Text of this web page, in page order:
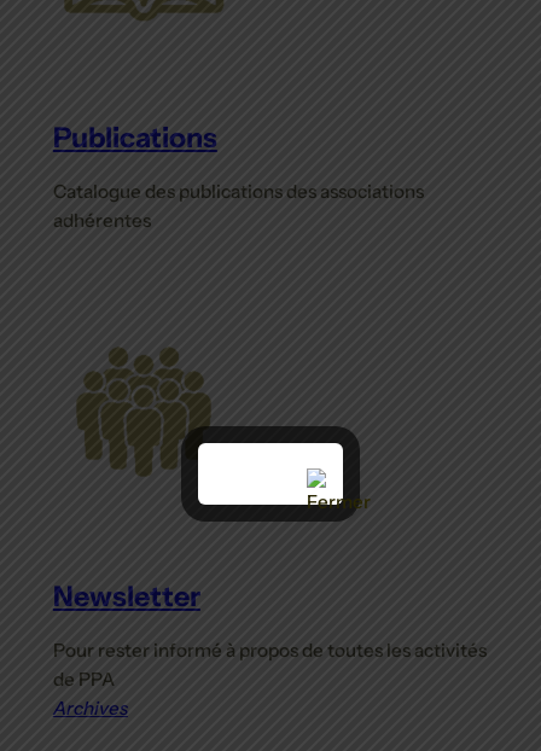
Publications
Catalogue des publications des associations
adhérentes
Newsletter
Pour rester informé à propos de toutes les activités
de PPA
Archives